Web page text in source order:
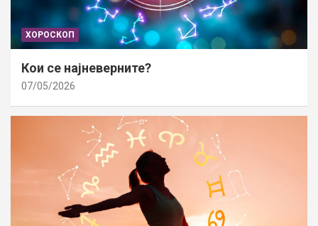
ХОРОСКОП
Кои се најневерните?
07/05/2026